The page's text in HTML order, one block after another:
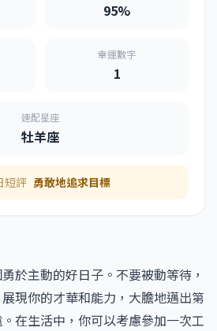
95%
幸運數字
1
速配星座
牡羊座
短評 勇敢地追求目標
於主動的好日子。不要被動等待，
現你的才華和能力，大膽地邁出第
在生活中，你可以考慮參加一次工